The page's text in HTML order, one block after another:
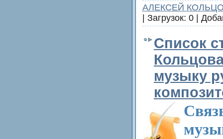
АЛЕКСЕЙ
| Загрузок: 0 |
Список
музыку